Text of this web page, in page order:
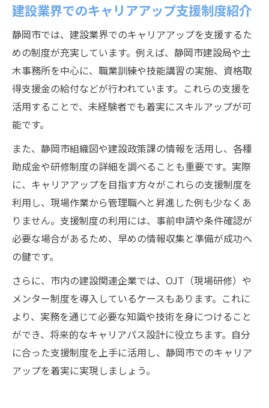
建設業界でのキャリアアップ支援制度紹介
静岡市では、建設業界でのキャリアアップを支援するた
めの制度が充実しています。例えば、静岡市建設局や土
木事務所を中心に、職業訓練や技能講習の実施、資格取
得支援金の給付などが行われています。これらの支援を
活用することで、未経験者でも着実にスキルアップが可
能です。
また、静岡市組織図や建設政策課の情報を活用し、各種
助成金や研修制度の詳細を調べることも重要です。実際
に、キャリアアップを目指す方々がこれらの支援制度を
利用し、現場作業から管理職へと昇進した例も少なくあ
りません。支援制度の利用には、事前申請や条件確認が
必要な場合があるため、早めの情報収集と準備が成功へ
の鍵です。
さらに、市内の建設関連企業では、OJT（現場研修）や
メンター制度を導入しているケースもあります。これに
より、実務を通じて必要な知識や技術を身につけること
ができ、将来的なキャリアパス設計に役立ちます。自分
に合った支援制度を上手に活用し、静岡市でのキャリア
アップを着実に実現しましょう。